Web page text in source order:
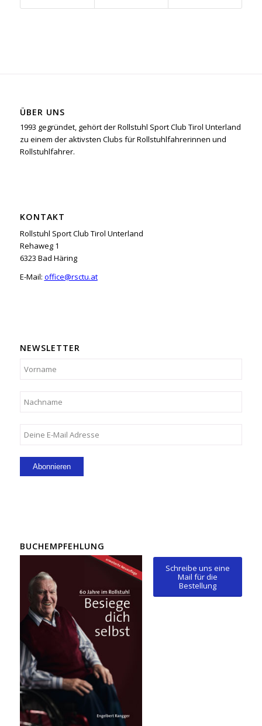
ÜBER UNS
1993 gegründet, gehört der Rollstuhl Sport Club Tirol Unterland
zu einem der aktivsten Clubs für Rollstuhlfahrerinnen und
Rollstuhlfahrer.
KONTAKT
Rollstuhl Sport Club Tirol Unterland
Rehaweg 1
6323 Bad Häring
E-Mail: office@rsctu.at
NEWSLETTER
BUCHEMPFEHLUNG
Schreibe uns eine
Mail für die
Bestellung